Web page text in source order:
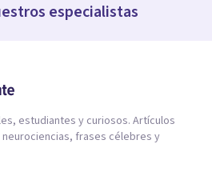
especialistas
estudiantes y curiosos. Artículos
frases célebres y